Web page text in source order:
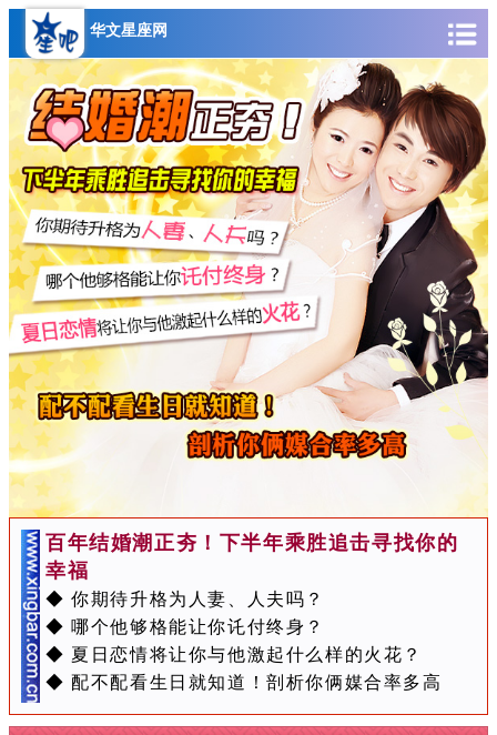
华文星座网
百年结婚潮正夯！下半年乘胜追击寻找你的
幸福
◆ 你期待升格为人妻、人夫吗？
◆ 哪个他够格能让你讬付终身？
◆ 夏日恋情将让你与他激起什么样的火花？
◆ 配不配看生日就知道！剖析你俩媒合率多高